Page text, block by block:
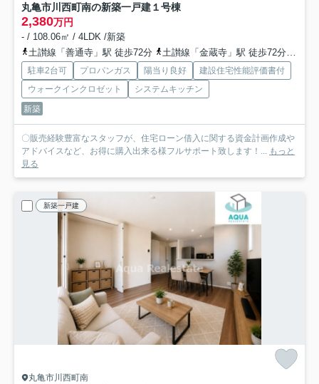
丸亀市川西町南の新築一戸建１号棟
2,380万円
- / 108.06㎡ / 4LDK /新築
土讃線「善通寺」駅 徒歩72分
土讃線「金蔵寺」駅 徒歩72分
駐車2台可 プロパンガス 陽当り良好
建設住宅性能評価書付
ウォークインクロゼット
システムキッチン
新築
〇販売経験豊富なスタッフが、住宅ローン借入に関する資金計画作成や
アドバイスなど、お得に購入出来る様フルサポート致します！... もっと
見る
新築一戸建
丸亀市川西町南